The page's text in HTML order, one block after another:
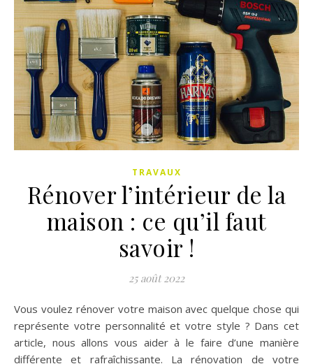
TRAVAUX
Rénover l’intérieur de la
maison : ce qu’il faut
savoir !
25 août 2022
Vous voulez rénover votre maison avec quelque chose qui
représente votre personnalité et votre style ? Dans cet
article, nous allons vous aider à le faire d’une manière
différente et rafraîchissante. La rénovation de votre